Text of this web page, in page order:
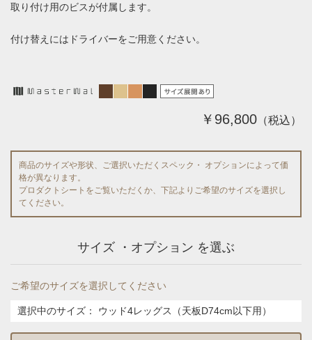
取り付け用のビスが付属します。
付け替えにはドライバーをご用意ください。
￥96,800 （税込）
商品のサイズや形状、ご選択いただくスペック・ オプションによって価
格が異なります。
プロダクトシートをご覧いただくか、下記よりご希望のサイズを選択し
てください。
サイズ ・オプション を選ぶ
ご希望のサイズを選択してください
選択中のサイズ： ウッド4レッグス（天板D74cm以下用）